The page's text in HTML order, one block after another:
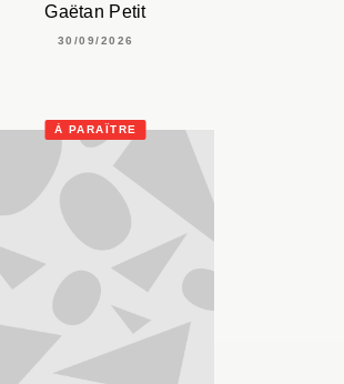
Gaëtan Petit
30/09/2026
À PARAÎTRE